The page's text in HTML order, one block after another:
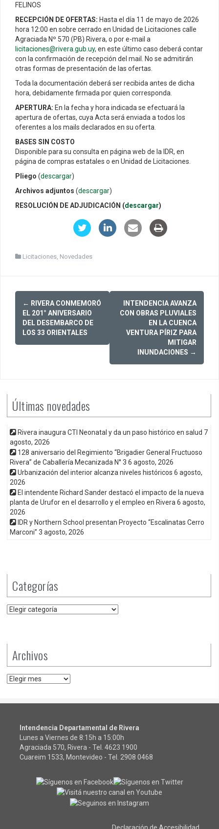
FELINOS
RECEPCIÓN DE OFERTAS: Hasta el día 11 de mayo de 2026
hora 12:00 en sobre cerrado en Unidad de Licitaciones calle
Agraciada Nº 570 (PB) Rivera, o por e-mail a
licitaciones@rivera.gub.uy, en este último caso deberá contar
con la confirmación de recepción del mail. No se admitirán
otras formas de presentación de las ofertas.
Toda la documentación deberá ser recibida antes de dicha
hora, debidamente firmada por quien corresponda.
APERTURA: En la fecha y hora indicada se efectuará la
apertura de ofertas, cuya Acta será enviada a todos los
oferentes a los mails declarados en su oferta.
BASES SIN COSTO
Disponible para su consulta en página web de la IDR, en
página de compras estatales o en Unidad de Licitaciones.
Pliego (descargar)
Archivos adjuntos (descargar)
RESOLUCIÓN DE ADJUDICACIÓN (descargar)
Licitaciones Novedades
Post
navigation
← RIVERA CONMEMORÓ
EL 201° ANIVERSARIO
DEL DESEMBARCO DE
LOS 33 ORIENTALES
INTENDENCIA AVANZA
CON OBRAS PLUVIALES
EN LA CUENCA
VENTURA PÍRIZ PARA
MITIGAR
INUNDACIONES →
Últimas novedades
Rivera inaugura CTI Neonatal y da un paso histórico en salud 7
agosto, 2026
128 aniversario del Regimiento “Brigadier General Fructuoso
Rivera” de Caballería Mecanizada N° 3 6 agosto, 2026
Urbanización del interior alcanza niveles históricos 6 agosto,
2026
El intendente Richard Sander destacó el impacto de la nueva
planta de Urufor en el desarrollo y el empleo en Rivera 6 agosto,
2026
IDR y Northern School presentan Proyecto “Escalinatas Cerro
Marconi” 3 agosto, 2026
Categorías
Categorías
Archivos
Archivos
Intendencia Departamental de Rivera
Lunes a Viernes de 8:15h a 15:00h
Agraciada 570, Rivera - Tel. 4623 1900
Cuareim 1533, Montevideo - Tel. 2908 0468
Declaración de Accesibilidad